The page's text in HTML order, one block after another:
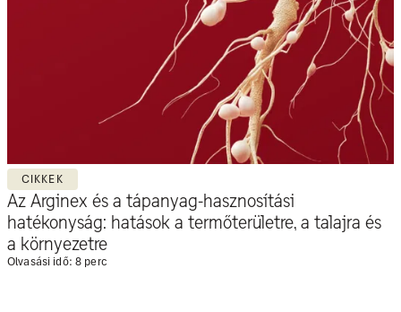
CIKKEK
Az Arginex és a tápanyag-hasznosítási
hatékonyság: hatások a termőterületre, a talajra és
a környezetre
Olvasási idő: 8 perc